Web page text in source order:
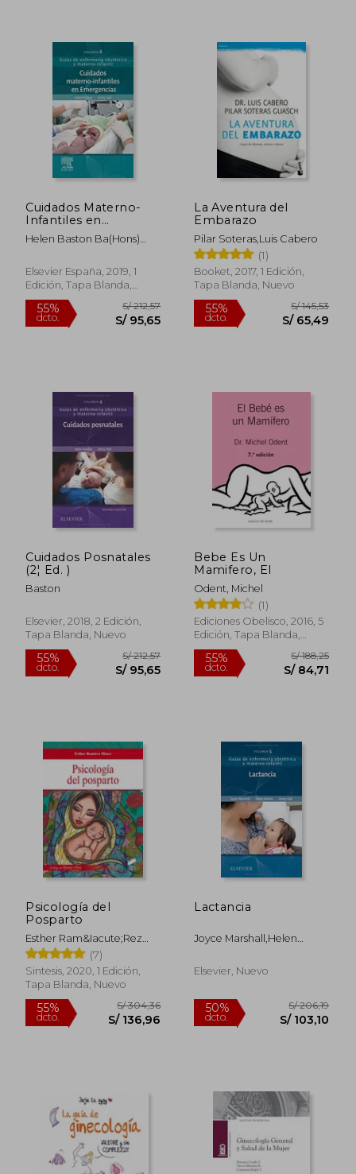
40%
dcto.
Cuidados Materno-
Infantiles en
Emergencias: Guías
de Enfermería
Materno-Infantil
Helen Baston Ba(Hons)
Adm Rn Rm; Jennifer Hall
Edd Msc Rn Rm Adm
Pgdip(He) Sfhea Frcm
Elsevier España, 2019, 1
Edición, Tapa Blanda,
Nuevo
55%
La Aventura del
Embarazo
Pilar Soteras,Luis Cabero
(1)
Booket, 2017, 1 Edición,
Tapa Blanda, Nuevo
55%
dcto.
Cuidados Posnatales
(2¦ Ed. )
Baston
Elsevier, 2018, 2 Edición,
Tapa Blanda, Nuevo
55%
dcto.
S/ 212,57
S/ 95,65
Bebe Es Un
Mamifero, El
Odent, Michel
(1)
Ediciones Obelisco, 2016, 5
Edición, Tapa Blanda,
Nuevo
55%
dcto.
Psicología del
Posparto
Esther Ram&Iacute;Rez
Matos
(7)
Sintesis, 2020, 1 Edición,
Tapa Blanda, Nuevo
Lactancia
Joyce Marshall,Helen
Elsevier, Nuevo